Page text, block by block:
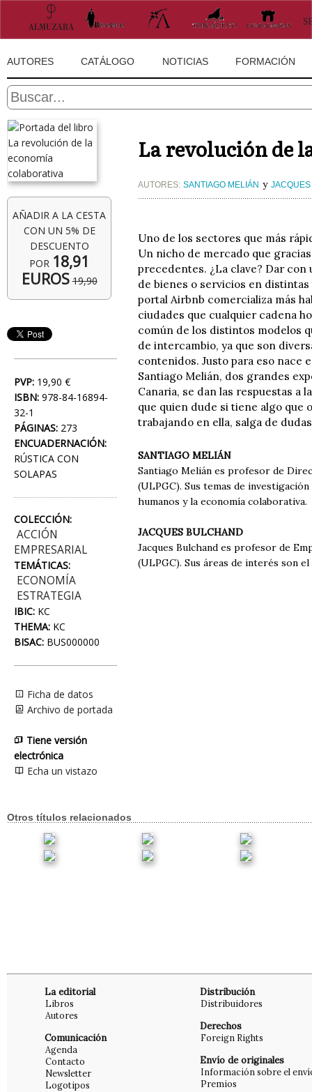
AUTORES CATÁLOGO NOTICIAS FORMACIÓN
AÑADIR A LA CESTA
CON UN 5% DE
DESCUENTO
POR 18,91
EUROS 19,90
PVP: 19,90 €
ISBN: 978-84-16894-
32-1
PÁGINAS: 273
ENCUADERNACIÓN:
RÚSTICA CON
SOLAPAS
COLECCIÓN:
ACCIÓN
EMPRESARIAL
TEMÁTICAS:
ECONOMÍA
ESTRATEGIA
IBIC: KC
THEMA: KC
BISAC: BUS000000
Ficha de datos
Archivo de portada
Tiene versión
electrónica
Echa un vistazo
La revolución de
AUTORES: SANTIAGO MELIÁN y
Uno de los sectores que más
Un nicho de mercado que
precedentes. ¿La clave? Dar
de bienes o servicios en
portal Airbnb comercializa más
ciudades que cualquier cadena
común de los distintos modelos
de intercambio, ya que son
contenidos. Justo para eso nace
Santiago Melián, dos grandes
Canaria, se dan las respuestas a
que quien dude si tiene algo que
trabajando en ella, salga de
SANTIAGO MELIÁN
Santiago Melián es profesor de
(ULPGC). Sus temas de
humanos y la economía colaborativa.
JACQUES BULCHAND
Jacques Bulchand es profesor de
(ULPGC). Sus áreas de interés son
Otros títulos relacionados
La editorial
Libros
Autores
Comunicación
Agenda
Contacto
Newsletter
Logotipos
Distribución
Distribuidores
Derechos
Foreign Rights
Envío de originales
Información sobre el
Premios